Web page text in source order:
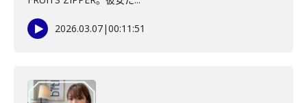
2026.03.07|00:11:51